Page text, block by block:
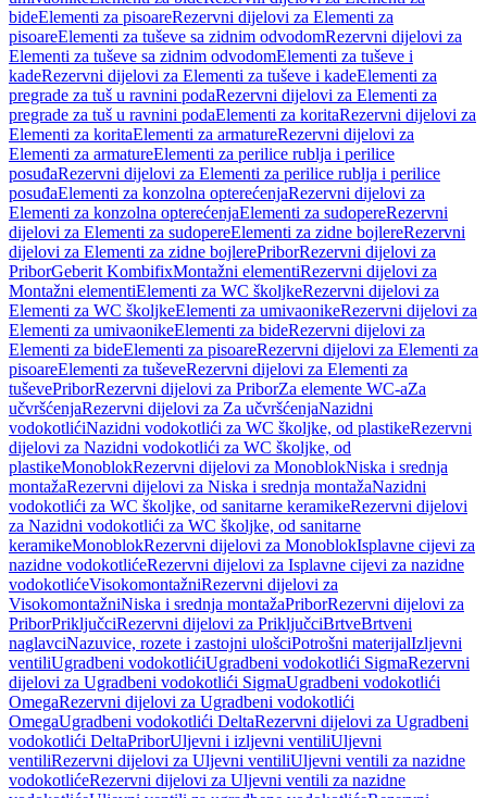
bideElementi za pisoareRezervni dijelovi za Elementi za
pisoareElementi za tuševe sa zidnim odvodomRezervni dijelovi za
Elementi za tuševe sa zidnim odvodomElementi za tuševe i
kadeRezervni dijelovi za Elementi za tuševe i kadeElementi za
pregrade za tuš u ravnini podaRezervni dijelovi za Elementi za
pregrade za tuš u ravnini podaElementi za koritaRezervni dijelovi za
Elementi za koritaElementi za armatureRezervni dijelovi za
Elementi za armatureElementi za perilice rublja i perilice
posuđaRezervni dijelovi za Elementi za perilice rublja i perilice
posuđaElementi za konzolna opterećenjaRezervni dijelovi za
Elementi za konzolna opterećenjaElementi za sudopereRezervni
dijelovi za Elementi za sudopereElementi za zidne bojlereRezervni
dijelovi za Elementi za zidne bojlerePriborRezervni dijelovi za
PriborGeberit KombifixMontažni elementiRezervni dijelovi za
Montažni elementiElementi za WC školjkeRezervni dijelovi za
Elementi za WC školjkeElementi za umivaonikeRezervni dijelovi za
Elementi za umivaonikeElementi za bideRezervni dijelovi za
Elementi za bideElementi za pisoareRezervni dijelovi za Elementi za
pisoareElementi za tuševeRezervni dijelovi za Elementi za
tuševePriborRezervni dijelovi za PriborZa elemente WC-aZa
učvršćenjaRezervni dijelovi za Za učvršćenjaNazidni
vodokotlićiNazidni vodokotlići za WC školjke, od plastikeRezervni
dijelovi za Nazidni vodokotlići za WC školjke, od
plastikeMonoblokRezervni dijelovi za MonoblokNiska i srednja
montažaRezervni dijelovi za Niska i srednja montažaNazidni
vodokotlići za WC školjke, od sanitarne keramikeRezervni dijelovi
za Nazidni vodokotlići za WC školjke, od sanitarne
keramikeMonoblokRezervni dijelovi za MonoblokIsplavne cijevi za
nazidne vodokotlićeRezervni dijelovi za Isplavne cijevi za nazidne
vodokotlićeVisokomontažniRezervni dijelovi za
VisokomontažniNiska i srednja montažaPriborRezervni dijelovi za
PriborPriključciRezervni dijelovi za PriključciBrtveBrtveni
naglavciNazuvice, rozete i zastojni ulošciPotrošni materijalIzljevni
ventiliUgradbeni vodokotlićiUgradbeni vodokotlići SigmaRezervni
dijelovi za Ugradbeni vodokotlići SigmaUgradbeni vodokotlići
OmegaRezervni dijelovi za Ugradbeni vodokotlići
OmegaUgradbeni vodokotlići DeltaRezervni dijelovi za Ugradbeni
vodokotlići DeltaPriborUljevni i izljevni ventiliUljevni
ventiliRezervni dijelovi za Uljevni ventiliUljevni ventili za nazidne
vodokotlićeRezervni dijelovi za Uljevni ventili za nazidne